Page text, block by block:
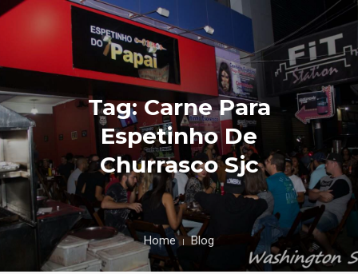
Tag: Carne Para
Espetinho De
Churrasco Sjc
Home Blog